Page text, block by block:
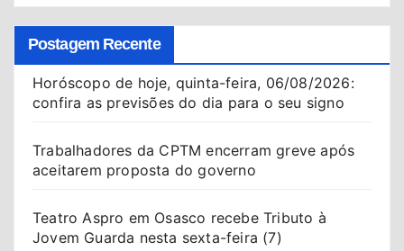
Postagem Recente
Horóscopo de hoje, quinta-feira, 06/08/2026:
confira as previsões do dia para o seu signo
Trabalhadores da CPTM encerram greve após
aceitarem proposta do governo
Teatro Aspro em Osasco recebe Tributo à
Jovem Guarda nesta sexta-feira (7)